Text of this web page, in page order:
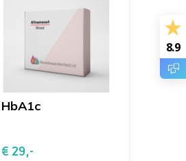
HbA1c
€ 29,-
8.9